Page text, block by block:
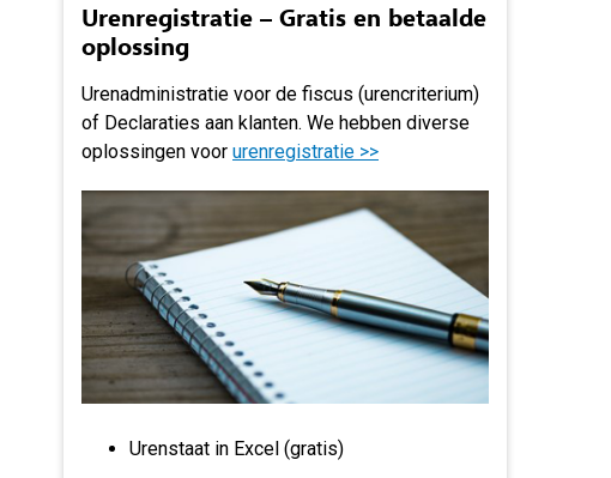
Urenregistratie – Gratis en betaalde
oplossing
Urenadministratie voor de fiscus (urencriterium)
of Declaraties aan klanten. We hebben diverse
oplossingen voor urenregistratie >>
Urenstaat in Excel (gratis)